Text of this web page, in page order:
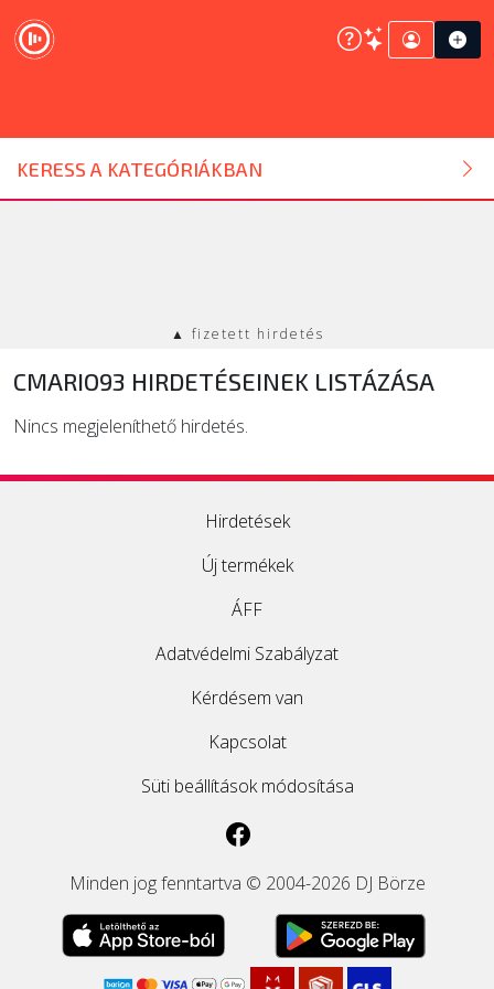
KERESS A KATEGÓRIÁKBAN
DJ ESZKÖZ
HANGTECHNIKA
SZOLGÁLTATÁSOK
▲ fizetett hirdetés
CMARIO93 HIRDETÉSEINEK LISTÁZÁSA
Nincs megjeleníthető hirdetés.
Hirdetések
Új termékek
ÁFF
Adatvédelmi Szabályzat
Kérdésem van
Kapcsolat
Süti beállítások módosítása
Minden jog fenntartva © 2004-2026 DJ Börze